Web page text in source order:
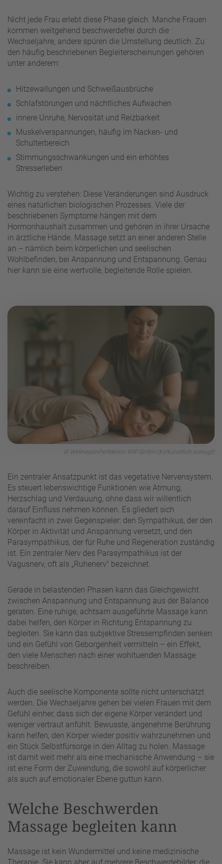
Nicht jede Frau erlebt diese Phase gleich. Manche Frauen
kommen weitgehend beschwerdefrei durch die
Wechseljahre, andere spüren die Umstellung deutlich. Zu
den häufig beschriebenen Begleiterscheinungen gehören
unter anderem:
Hitzewallungen und Schweißausbrüche
Schlafstörungen und nächtliches Aufwachen
innere Unruhe, Nervosität und Reizbarkeit
Muskelverspannungen, häufig im Nacken- und
Schulterbereich
Stimmungsschwankungen und ein erhöhtes
Stresserleben
Wichtig zu verstehen: Diese Veränderungen sind Ausdruck
eines natürlichen biologischen Prozesses. Viele der
beschriebenen Symptome hängen mit dem
Hormonhaushalt zusammen und gehören in ihrer Ursache
in ärztliche Hände. Massage setzt an einer anderen Stelle
an – nämlich beim körperlichen und seelischen
Wohlbefinden, bei Anspannung und Entspannung. Genau
hier kann sie eine wertvolle, begleitende Rolle spielen.
© WellnessInPerfektion WIP GmbH (KI/künstlich erzeugt)
Ein zentraler Ansatzpunkt ist das vegetative Nervensystem.
Es steuert lebenswichtige Funktionen wie Atmung,
Herzschlag und Verdauung, ohne dass wir willentlich
darauf Einfluss nehmen können. Es gliedert sich
vereinfacht in zwei Gegenspieler: den Sympathikus, der den
Körper in Aktivität und Anspannung versetzt, und den
Parasympathikus, der für Ruhe und Regeneration zuständig
ist. Ein zentraler Nerv des Parasympathikus ist der
Vagusnerv, oft als „Ruhenerv" bezeichnet.
Gerade in belastenden Phasen kann das Gleichgewicht
zwischen Anspannung und Entspannung aus der Balance
geraten. Eine ruhige, achtsam ausgeführte Massage kann
dabei helfen, den Körper in Richtung Entspannung zu
begleiten. Sie kann das subjektive Stressempfinden senken
und ein Gefühl von Geborgenheit vermitteln – ein Effekt,
den viele Menschen nach einer wohltuenden Massage
beschreiben.
Auch die seelische Komponente sollte nicht unterschätzt
werden. Die Wechseljahre gehen bei vielen Frauen mit dem
Gefühl einher, dass sich der eigene Körper verändert und
weniger vertraut anfühlt. Bewusste, angenehme Berührung
kann helfen, den Körper wieder positiv wahrzunehmen und
ein Stück Selbstfürsorge in den Alltag zu holen. Massage
ist damit weit mehr als eine mechanische Anwendung – sie
ist eine Form der Zuwendung, die sowohl auf körperlicher
als auch auf emotionaler Ebene guttun kann.
Welche Beschwerden
Massage begleiten kann
Massage ist kein Wundermittel und keine medizinische